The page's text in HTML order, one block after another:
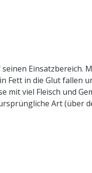
in die Glut fallen
viel Fleisch und
Art (über